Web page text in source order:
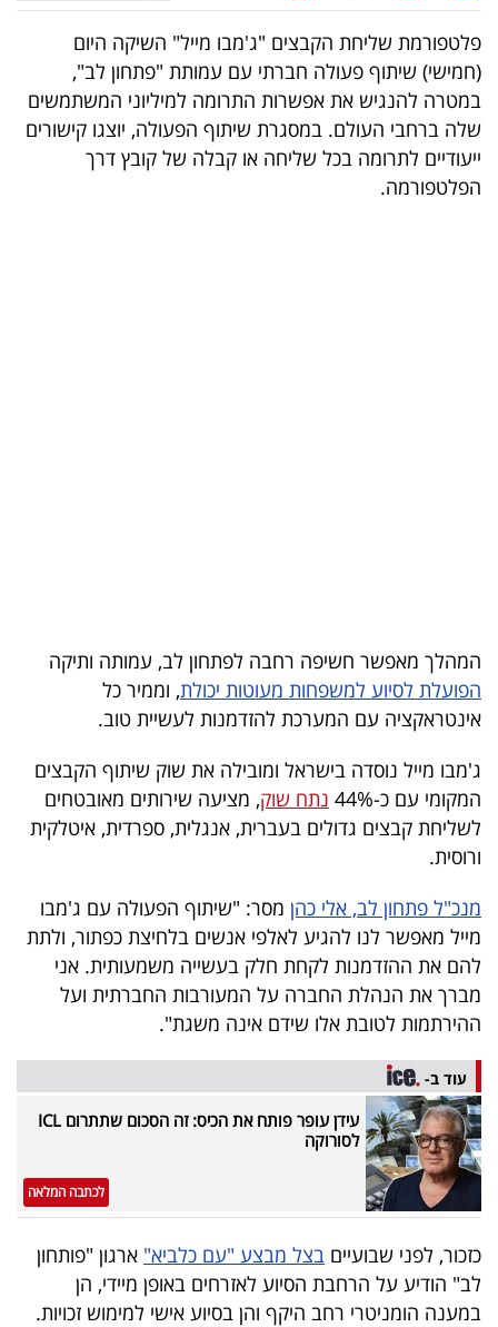
עסקי
ספורט
קריירה
ולימודים
הכלכלי
פודקאסט
40
UNDER
40
שיתופי
פעולה
דרושים
ניוזלטרים
מייל
אדום
פלטפורמת שליחת הקבצים "ג'מבו מייל" השיקה היום
(חמישי) שיתוף פעולה חברתי עם עמותת "פתחון לב",
במטרה להנגיש את אפשרות התרומה למיליוני המשתמשים
שלה ברחבי העולם. במסגרת שיתוף הפעולה, יוצגו קישורים
ייעודיים לתרומה בכל שליחה או קבלה של קובץ דרך
הפלטפורמה.
המהלך מאפשר חשיפה רחבה לפתחון לב, עמותה ותיקה
הפועלת לסיוע למשפחות מעוטות יכולת, וממיר כל
אינטראקציה עם המערכת להזדמנות לעשיית טוב.
ג'מבו מייל נוסדה בישראל ומובילה את שוק שיתוף הקבצים
המקומי עם כ-44%
נתח שוק, מציעה שירותים מאובטחים
לשליחת קבצים גדולים בעברית, אנגלית, ספרדית, איטלקית
ורוסית.
מנכ"ל פתחון לב, אלי כהן מסר: "שיתוף הפעולה עם ג'מבו
מייל מאפשר לנו להגיע לאלפי אנשים בלחיצת כפתור, ולתת
להם את ההזדמנות לקחת חלק בעשייה משמעותית. אני
מברך את הנהלת החברה על המעורבות החברתית ועל
ההירתמות לטובת אלו שידם אינה משגת".
עוד ב-
עידן עופר פותח את הכיס: זה הסכום שתתרום ICL
לסורוקה
לכתבה המלאה
כזכור, לפני שבועיים בצל מבצע "עם כלביא" ארגון "פותחון
לב" הודיע על הרחבת הסיוע לאזרחים באופן מיידי, הן
במענה הומניטרי רחב היקף והן בסיוע אישי למימוש זכויות.